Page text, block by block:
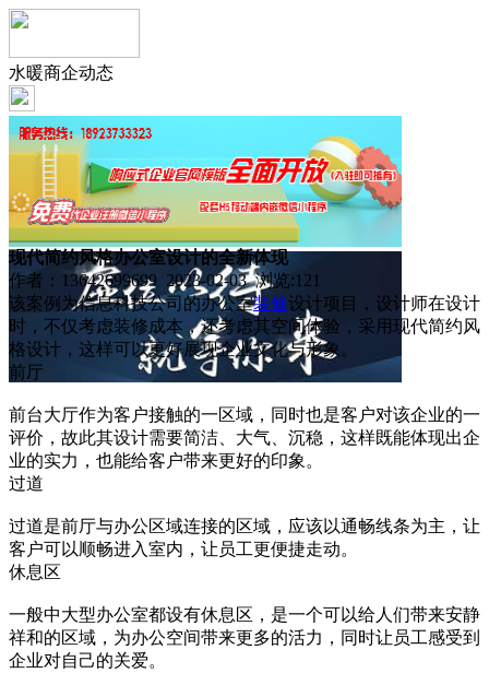
水暖商企动态
现代简约风格办公室设计的全新体现
作者：13642699699 2023-02-03 浏览:121
该案例为信息科技公司的办公室装修设计项目，设计师在设计
时，不仅考虑装修成本，还考虑其空间体验，采用现代简约风
格设计，这样可以更好展现企业文化与形象。
前厅
前台大厅作为客户接触的一区域，同时也是客户对该企业的一
评价，故此其设计需要简洁、大气、沉稳，这样既能体现出企
业的实力，也能给客户带来更好的印象。
过道
过道是前厅与办公区域连接的区域，应该以通畅线条为主，让
客户可以顺畅进入室内，让员工更便捷走动。
休息区
一般中大型办公室都设有休息区，是一个可以给人们带来安静
祥和的区域，为办公空间带来更多的活力，同时让员工感受到
企业对自己的关爱。